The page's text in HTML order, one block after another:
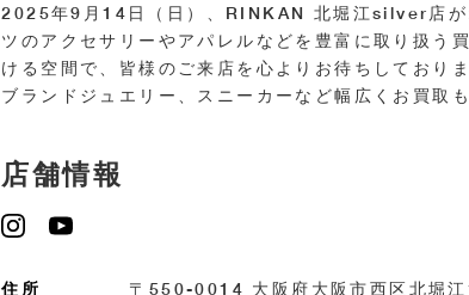
2025年9月14日（日）、RINKAN 北堀江silver店が
ツのアクセサリーやアパレルなどを豊富に取り扱う
ける空間で、皆様のご来店を心よりお待ちしており
ブランドジュエリー、スニーカーなど幅広くお買取
店舗情報
住所 〒550-0014 大阪府大阪市西区北堀